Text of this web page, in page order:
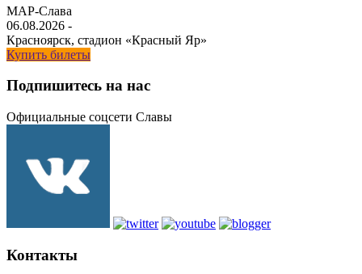
МАР-Слава
06.08.2026 -
Красноярск, стадион «Красный Яр»
Купить билеты
Подпишитесь на нас
Официальные соцсети Славы
Контакты